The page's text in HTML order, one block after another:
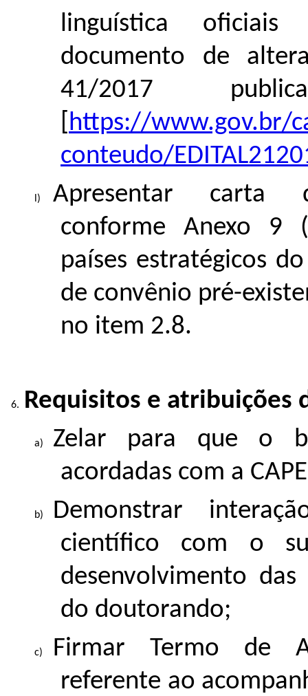
linguística oficiais
documento de
41/2017
https://www.gov.br/
conteudo/
Apresentar carta
conforme Anexo 9
países estratégicos
de convênio pré-
no item 2.8.
Requisitos e atribuições
Zelar para que o
acordadas com a
Demonstrar
científico com o
desenvolvimento
do doutorando;
Firmar Termo de
referente ao